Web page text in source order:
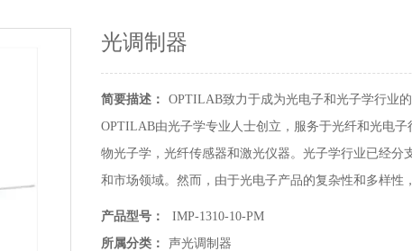
光调制器
简要描述：
OPTILAB致力于成为光电子和光子学行业的
OPTILAB由光子学专业人士创立，服务于光纤和光电子
物光子学，光纤传感器和激光仪器。光子学行业已经分
和市场领域。然而，由于光电子产品的复杂性和多样性
产品信息，无法提供真实的性能数据、交货时间和最新
提供可立即提供的广泛产品来弥补这一缺陷。光调制器
产品型号：
IMP-1310-10-PM
所属分类：
声光调制器